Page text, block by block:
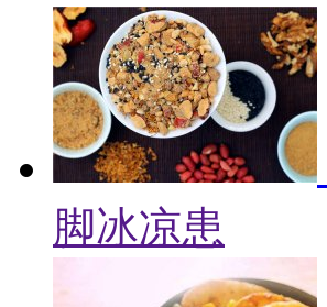
脚冰凉患